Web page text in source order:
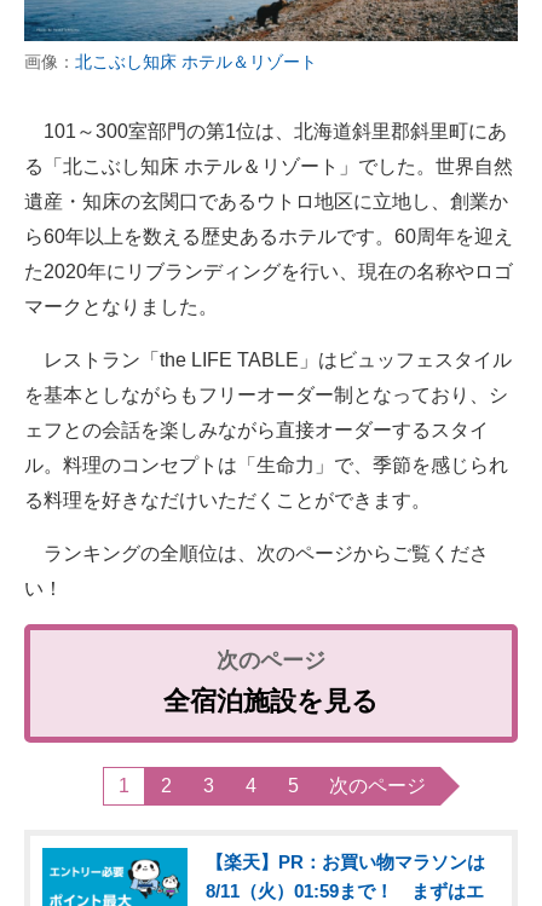
画像： 北こぶし知床 ホテル＆リゾート
101～300室部門の第1位は、北海道斜里郡斜里町にあ
る「北こぶし知床 ホテル＆リゾート」でした。世界自然
遺産・知床の玄関口であるウトロ地区に立地し、創業か
ら60年以上を数える歴史あるホテルです。60周年を迎え
た2020年にリブランディングを行い、現在の名称やロゴ
マークとなりました。
レストラン「the LIFE TABLE」はビュッフェスタイル
を基本としながらもフリーオーダー制となっており、シ
ェフとの会話を楽しみながら直接オーダーするスタイ
ル。料理のコンセプトは「生命力」で、季節を感じられ
る料理を好きなだけいただくことができます。
ランキングの全順位は、次のページからご覧くださ
い！
全宿泊施設を見る
1 2 3 4 5 次のページ
【楽天】PR：お買い物マラソンは
8/11（火）01:59まで！ まずはエ